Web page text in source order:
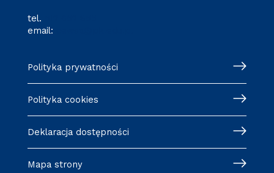
tel.
email:
Polityka prywatności
Polityka cookies
Deklaracja dostępności
Mapa strony